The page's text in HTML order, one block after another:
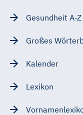
Gesundheit A-Z
Großes
Kalender
Lexikon